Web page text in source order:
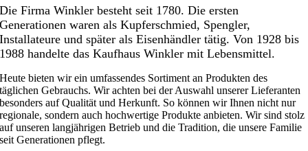
Die Firma Winkler besteht seit 1780. Die ersten
Generationen waren als Kupferschmied, Spengler,
Installateure und später als Eisenhändler tätig. Von 1928 bis
1988 handelte das Kaufhaus Winkler mit Lebensmittel.
Heute bieten wir ein umfassendes Sortiment an Produkten des
täglichen Gebrauchs. Wir achten bei der Auswahl unserer Lieferanten
besonders auf Qualität und Herkunft. So können wir Ihnen nicht nur
regionale, sondern auch hochwertige Produkte anbieten. Wir sind stolz
auf unseren langjährigen Betrieb und die Tradition, die unsere Familie
seit Generationen pflegt.